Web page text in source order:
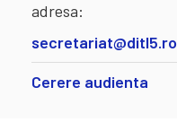
adresa:
secretariat@ditl5.ro
Cerere audienta